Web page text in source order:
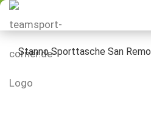
Stanno Sporttasche San Remo